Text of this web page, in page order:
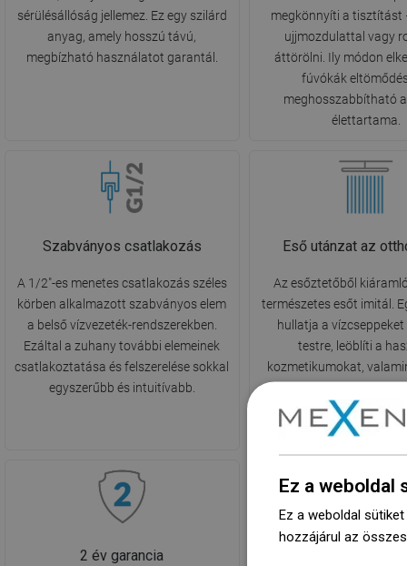
sérülésállóság jellemez. Ez egy szilárd
anyag, amely hosszú távú,
megbízható használatot garantál.
megkönnyíti a tisztítást
ujjmozdulattal vagy
áttörölni. Ily módon
fúvókák
meghosszabbítható
élettartama.
Szabványos csatlakozás
A 1/2"-es menetes csatlakozás széles
körben alkalmazott szabványos elem
a belső vízvezeték-rendszerekben.
Ezáltal a zuhany további elemeinek
csatlakoztatása és felszerelése sokkal
egyszerűbb és intuitívabb.
Eső utánzat az
Az esőztetőből
természetes esőt imitál.
hullatja a vízcseppeket
testre, leöblíti a
kozmetikumokat,
Mindennapi relaxáció
természettel.
2 év garancia
Ez a weboldal
Ez a weboldal
hozzájárul az